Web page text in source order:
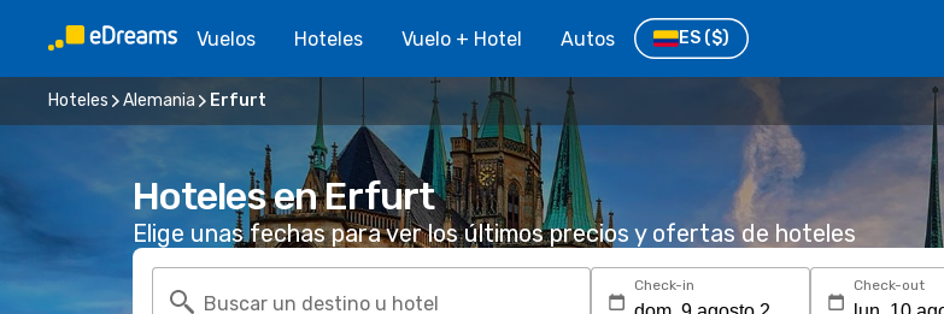
Vuelos Hoteles Vuelo + Hotel Autos ES ($)
Hoteles Alemania Erfurt
Hoteles en Erfurt
Elige unas fechas para ver los últimos precios y ofertas de hoteles
Buscar un destino u hotel
Check-in Check-out